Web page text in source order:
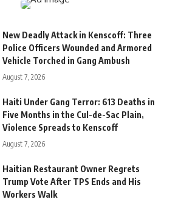
New Deadly Attack in Kenscoff: Three
Police Officers Wounded and Armored
Vehicle Torched in Gang Ambush
August 7, 2026
Haiti Under Gang Terror: 613 Deaths in
Five Months in the Cul-de-Sac Plain,
Violence Spreads to Kenscoff
August 7, 2026
Haitian Restaurant Owner Regrets
Trump Vote After TPS Ends and His
Workers Walk